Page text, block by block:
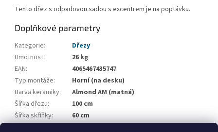
Tento dřez s odpadovou sadou s excentrem je na poptávku.
Doplňkové parametry
Kategorie:
Dřezy
Hmotnost:
26 kg
EAN:
4065467435747
Typ montáže:
Horní (na desku)
Barva keramiky:
Almond AM (matná)
Šířka dřezu:
100 cm
Šířka skříňky:
60 cm